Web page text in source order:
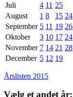
Juli
4 11 25
August
1 8 15 24
September 5 11 19 26
Oktober
3 10 17 24
November 7 14 21 28
December 5 12 19
Årslisten 2015
Vælg et andet år: